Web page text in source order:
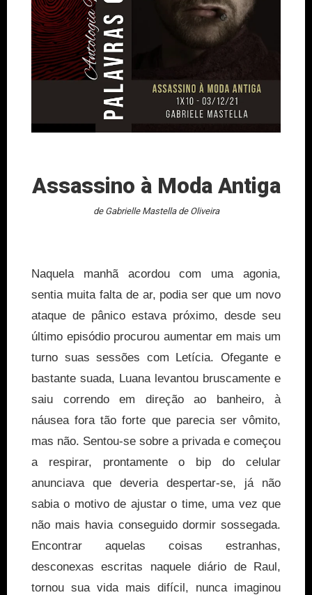
Assassino à Moda Antiga
de Gabrielle Mastella de Oliveira
Naquela manhã acordou com uma agonia,
sentia muita falta de ar, podia ser que um novo
ataque de pânico estava próximo, desde seu
último episódio procurou aumentar em mais um
turno suas sessões com Letícia. Ofegante e
bastante suada, Luana levantou bruscamente e
saiu correndo em direção ao banheiro, à
náusea fora tão forte que parecia ser vômito,
mas não. Sentou-se sobre a privada e começou
a respirar, prontamente o bip do celular
anunciava que deveria despertar-se, já não
sabia o motivo de ajustar o time, uma vez que
não mais havia conseguido dormir sossegada.
Encontrar aquelas coisas estranhas,
desconexas escritas naquele diário de Raul,
tornou sua vida mais difícil, nunca imaginou